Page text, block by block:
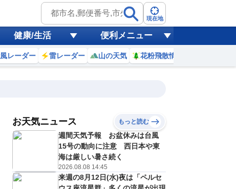
現在地
健康/生活 便利メニュー
風レーダー 雷レーダー 山の天気 花粉飛散情報
16
ミリ
17
0ミリ
18
0ミリ
19
0
20
0ミリ
お天気ニュース もっと読む
週間天気予報 お盆休みは台風
15号の動向に注意 西日本や東
海は厳しい暑さ続く
2026.08.08 14:45
来週の8月12日(水)夜は「ペルセ